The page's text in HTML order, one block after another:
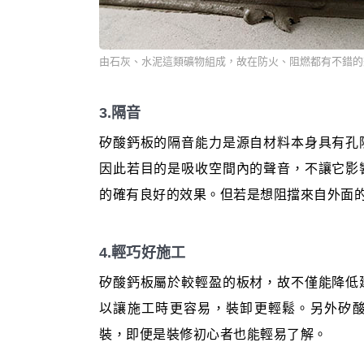
由石灰、水泥這類礦物組成，故在防火、阻燃都有不錯
3.隔音
矽酸鈣板的隔音能力是源自材料本身具有
因此若目的是吸收空間內的聲音，不讓它
的確有良好的效果。但若是想阻擋來自外面
4.輕巧好施工
矽酸鈣板屬於較輕盈的板材，故不僅能降
以讓施工時更容易，裝卸更輕鬆。另外矽
裝，即便是裝修初心者也能輕易了解。